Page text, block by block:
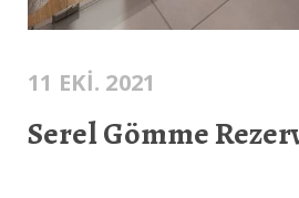
11 EKI. 2021
Serel Gömme